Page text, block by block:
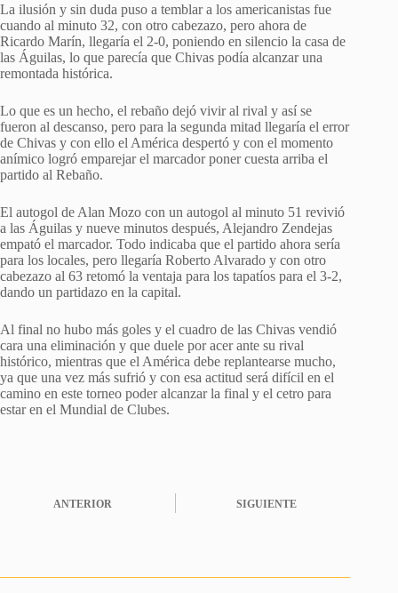
La ilusión y sin duda puso a temblar a los americanistas fue
cuando al minuto 32, con otro cabezazo, pero ahora de
Ricardo Marín, llegaría el 2-0, poniendo en silencio la casa de
las Águilas, lo que parecía que Chivas podía alcanzar una
remontada histórica.
Lo que es un hecho, el rebaño dejó vivir al rival y así se
fueron al descanso, pero para la segunda mitad llegaría el error
de Chivas y con ello el América despertó y con el momento
anímico logró emparejar el marcador poner cuesta arriba el
partido al Rebaño.
El autogol de Alan Mozo con un autogol al minuto 51 revivió
a las Águilas y nueve minutos después, Alejandro Zendejas
empató el marcador. Todo indicaba que el partido ahora sería
para los locales, pero llegaría Roberto Alvarado y con otro
cabezazo al 63 retomó la ventaja para los tapatíos para el 3-2,
dando un partidazo en la capital.
Al final no hubo más goles y el cuadro de las Chivas vendió
cara una eliminación y que duele por acer ante su rival
histórico, mientras que el América debe replantearse mucho,
ya que una vez más sufrió y con esa actitud será difícil en el
camino en este torneo poder alcanzar la final y el cetro para
estar en el Mundial de Clubes.
ANTERIOR SIGUIENTE